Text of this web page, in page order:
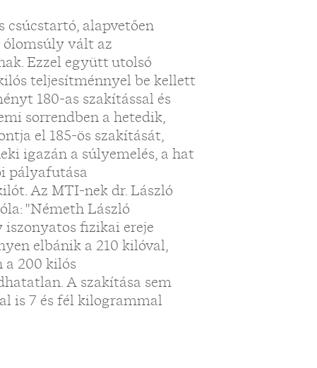
alapvetően
ólomsúly vált az
Ezzel együtt utolsó
teljesítménnyel be kellett
180-as szakítással és
sorrendben a hetedik,
el 185-ös szakítását,
igazán a súlyemelés, a hat
pályafutása
Az MTI-nek dr. László
"Németh László
fizikai ereje
elbánik a 210 kilóval,
a 200 kilós
A szakítása sem
is 7 és fél kilogrammal